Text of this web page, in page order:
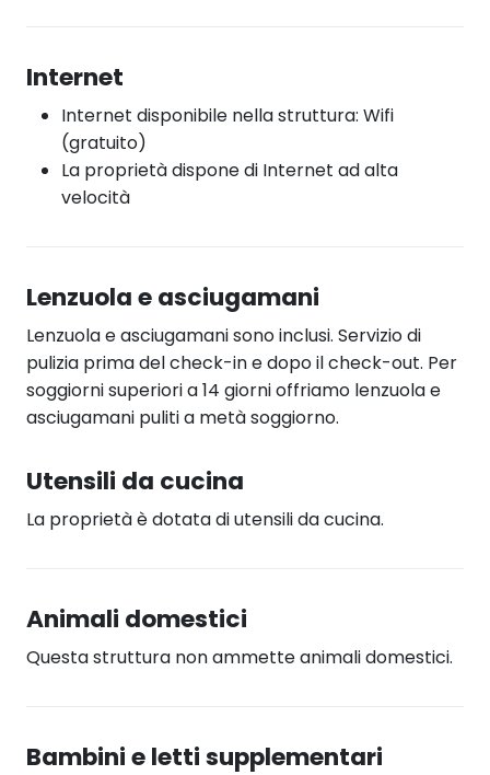
Internet
Internet disponibile nella struttura: Wifi
(gratuito)
La proprietà dispone di Internet ad alta
velocità
Lenzuola e asciugamani
Lenzuola e asciugamani sono inclusi. Servizio di
pulizia prima del check-in e dopo il check-out. Per
soggiorni superiori a 14 giorni offriamo lenzuola e
asciugamani puliti a metà soggiorno.
Utensili da cucina
La proprietà è dotata di utensili da cucina.
Animali domestici
Questa struttura non ammette animali domestici.
Bambini e letti supplementari